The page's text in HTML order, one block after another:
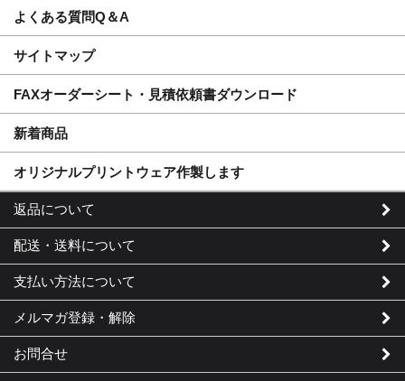
よくある質問Q＆A
サイトマップ
FAXオーダーシート・見積依頼書ダウンロード
新着商品
オリジナルプリントウェア作製します
返品について
配送・送料について
支払い方法について
メルマガ登録・解除
お問合せ